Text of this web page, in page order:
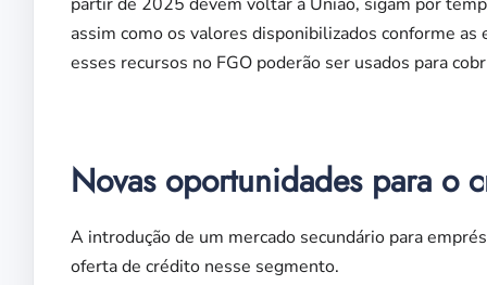
assim como os valores disponibilizados conforme
esses recursos no FGO poderão ser usados para
Novas oportunidades para o
A introdução de um mercado secundário para
oferta de crédito nesse segmento.